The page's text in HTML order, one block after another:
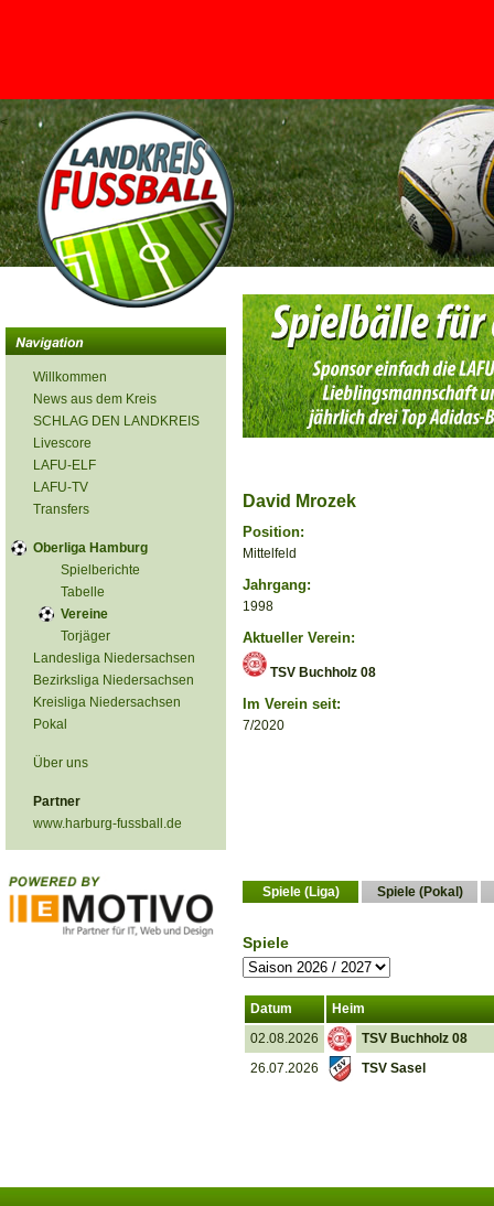
<
Willkommen
News aus dem Kreis
SCHLAG DEN LANDKREIS
Livescore
LAFU-ELF
LAFU-TV
Transfers
Oberliga Hamburg
Spielberichte
Tabelle
Vereine
Torjäger
Landesliga Niedersachsen
Bezirksliga Niedersachsen
Kreisliga Niedersachsen
Pokal
Über uns
Partner
www.harburg-fussball.de
David Mrozek
Position:
Mittelfeld
Jahrgang:
1998
Aktueller Verein:
TSV Buchholz 08
Im Verein seit:
7/2020
Spiele (Liga) Spiele (Pokal)
Spiele
Datum
Heim
02.08.2026
TSV Buchholz 08
26.07.2026
TSV Sasel